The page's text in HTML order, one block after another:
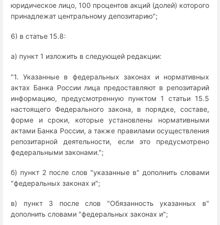
юридическое лицо, 100 процентов акций (долей) которого
принадлежат центральному депозитарию";
6) в статье 15.8:
а) пункт 1 изложить в следующей редакции:
"1. Указанные в федеральных законах и нормативных
актах Банка России лица предоставляют в репозитарий
информацию, предусмотренную пунктом 1 статьи 15.5
настоящего Федерального закона, в порядке, составе,
форме и сроки, которые установлены нормативными
актами Банка России, а также правилами осуществления
репозитарной деятельности, если это предусмотрено
федеральными законами.";
б) пункт 2 после слов "указанные в" дополнить словами
"федеральных законах и";
в) пункт 3 после слов "Обязанность указанных в"
дополнить словами "федеральных законах и";